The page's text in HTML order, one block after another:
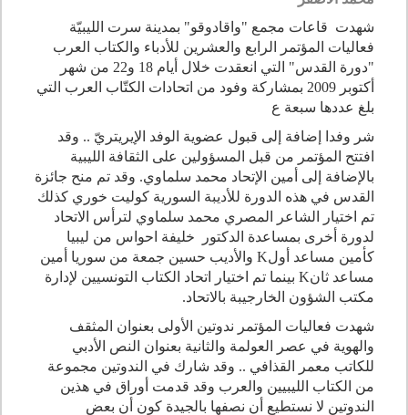
شهدت قاعات مجمع "واقادوقو" بمدينة سرت الليبيّة
فعاليات المؤتمر الرابع والعشرين للأدباء والكتاب العرب
"دورة القدس" التي انعقدت خلال أيام 18 و22 من شهر
أكتوبر 2009 بمشاركة وفود من اتحادات الكتّاب العرب التي
بلغ عددها سبعة ع
شر وفدا إضافة إلى قبول عضوية الوفد الإيريتريّ .. وقد
افتتح المؤتمر من قبل المسؤولين على الثقافة الليبية
بالإضافة إلى أمين الإتحاد محمد سلماوي. وقد تم منح جائزة
القدس في هذه الدورة للأديبة السورية كوليت خوري كذلك
تم اختيار الشاعر المصري محمد سلماوي لترأس الاتحاد
لدورة أخرى بمساعدة الدكتور خليفة احواس من ليبيا
كأمين مساعد أولK والأديب حسين جمعة من سوريا أمين
مساعد ثانK بينما تم اختيار اتحاد الكتاب التونسيين لإدارة
مكتب الشؤون الخارجيبة بالاتحاد.
شهدت فعاليات المؤتمر ندوتين الأولى بعنوان المثقف
والهوية في عصر العولمة والثانية بعنوان النص الأدبي
للكاتب معمر القذافي .. وقد شارك في الندوتين مجموعة
من الكتاب الليبيين والعرب وقد قدمت أوراق في هذين
الندوتين لا نستطيع أن نصفها بالجيدة كون أن بعض